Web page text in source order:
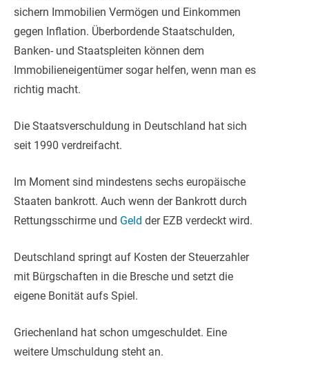
sichern Immobilien Vermögen und Einkommen
gegen Inflation. Überbordende Staatschulden,
Banken- und Staatspleiten können dem
Immobilieneigentümer sogar helfen, wenn man es
richtig macht.
Die Staatsverschuldung in Deutschland hat sich
seit 1990 verdreifacht.
Im Moment sind mindestens sechs europäische
Staaten bankrott. Auch wenn der Bankrott durch
Rettungsschirme und Geld der EZB verdeckt wird.
Deutschland springt auf Kosten der Steuerzahler
mit Bürgschaften in die Bresche und setzt die
eigene Bonität aufs Spiel.
Griechenland hat schon umgeschuldet. Eine
weitere Umschuldung steht an.